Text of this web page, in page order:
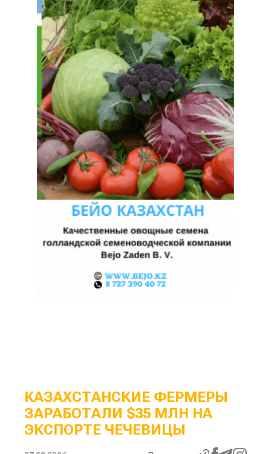
КАЗАХСТАНСКИЕ ФЕРМЕРЫ
ЗАРАБОТАЛИ $35 МЛН НА
ЭКСПОРТЕ ЧЕЧЕВИЦЫ